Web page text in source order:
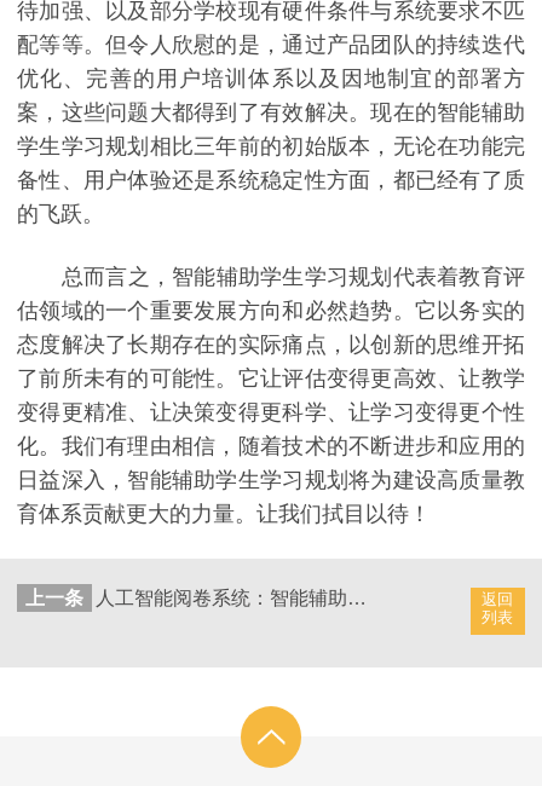
待加强、以及部分学校现有硬件条件与系统要求不匹
配等等。但令人欣慰的是，通过产品团队的持续迭代
优化、完善的用户培训体系以及因地制宜的部署方
案，这些问题大都得到了有效解决。现在的智能辅助
学生学习规划相比三年前的初始版本，无论在功能完
备性、用户体验还是系统稳定性方面，都已经有了质
的飞跃。
总而言之，智能辅助学生学习规划代表着教育评
估领域的一个重要发展方向和必然趋势。它以务实的
态度解决了长期存在的实际痛点，以创新的思维开拓
了前所未有的可能性。它让评估变得更高效、让教学
变得更精准、让决策变得更科学、让学习变得更个性
化。我们有理由相信，随着技术的不断进步和应用的
日益深入，智能辅助学生学习规划将为建设高质量教
育体系贡献更大的力量。让我们拭目以待！
返回
列表
上一条 人工智能阅卷系统：智能辅助学生学习管理和指导方案和方法